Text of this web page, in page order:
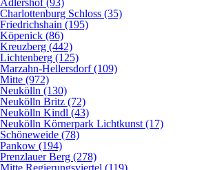
Adlershof (93)
Charlottenburg Schloss (35)
Friedrichshain (195)
Köpenick (86)
Kreuzberg (442)
Lichtenberg (125)
Marzahn-Hellersdorf (109)
Mitte (972)
Neukölln (130)
Neukölln Britz (72)
Neukölln Kindl (43)
Neukölln Körnerpark Lichtkunst (17)
Schöneweide (78)
Pankow (194)
Prenzlauer Berg (278)
Mitte Regierungsviertel (119)